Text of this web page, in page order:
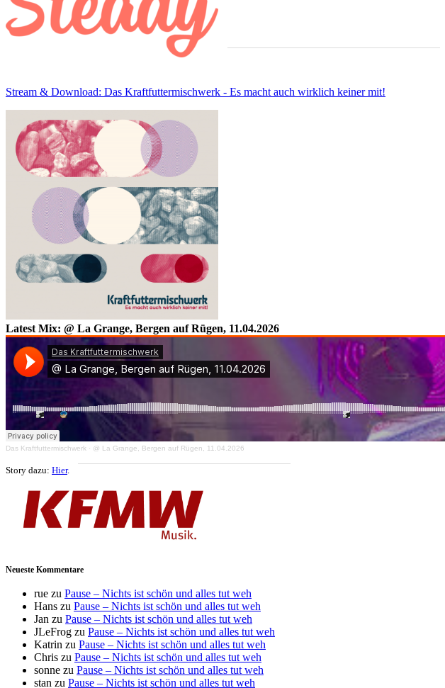
Stream & Download: Das Kraftfuttermischwerk - Es macht auch wirklich keiner mit!
Latest Mix: @ La Grange, Bergen auf Rügen, 11.04.2026
Das Kraftfuttermischwerk · @ La Grange, Bergen auf Rügen, 11.04.2026
Story dazu: Hier.
Neueste Kommentare
rue zu Pause – Nichts ist schön und alles tut weh
Hans zu Pause – Nichts ist schön und alles tut weh
Jan zu Pause – Nichts ist schön und alles tut weh
JLeFrog zu Pause – Nichts ist schön und alles tut weh
Katrin zu Pause – Nichts ist schön und alles tut weh
Chris zu Pause – Nichts ist schön und alles tut weh
sonne zu Pause – Nichts ist schön und alles tut weh
stan zu Pause – Nichts ist schön und alles tut weh